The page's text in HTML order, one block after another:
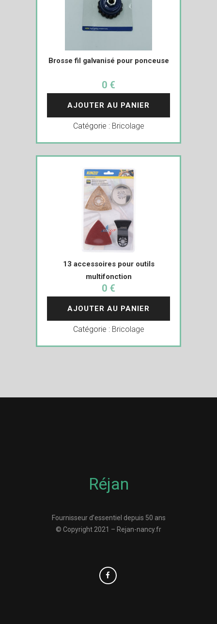
Brosse fil galvanisé pour ponceuse
0 €
AJOUTER AU PANIER
Catégorie : Bricolage
13 accessoires pour outils
multifonction
0 €
AJOUTER AU PANIER
Catégorie : Bricolage
Réjan
Fournisseur d’essentiel depuis 50 ans
© Copyright 2021 – Rejan-nancy.fr